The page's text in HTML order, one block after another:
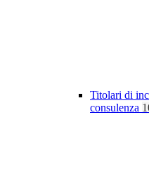
Titolari di
consulenza